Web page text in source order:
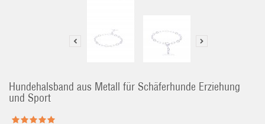
Hundehalsband aus Metall für Schäferhunde Erziehung
und Sport